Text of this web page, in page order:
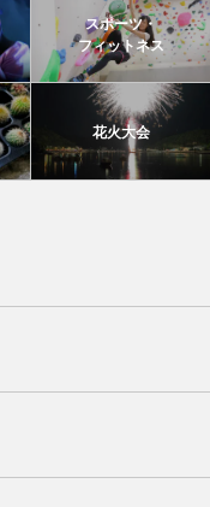
スポーツ・
フィットネス
花火大会